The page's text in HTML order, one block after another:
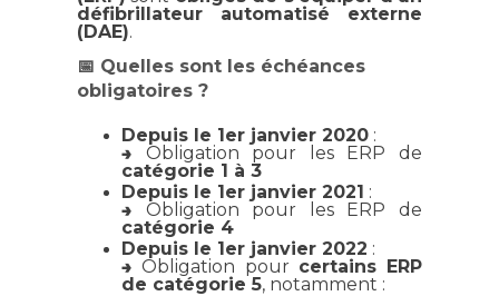
défibrillateur automatisé externe
(DAE).
📅 Quelles sont les échéances
obligatoires ?
Depuis le 1er janvier 2020 :
→ Obligation pour les ERP de
catégorie 1 à 3
Depuis le 1er janvier 2021 :
→ Obligation pour les ERP de
catégorie 4
Depuis le 1er janvier 2022 :
→ Obligation pour certains ERP
de catégorie 5, notamment :